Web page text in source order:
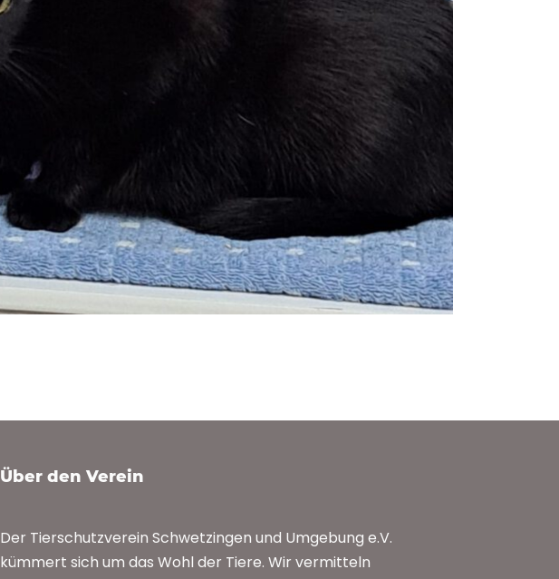
Über den Verein
Der Tierschutzverein Schwetzingen und Umgebung e.V.
kümmert sich um das Wohl der Tiere. Wir vermitteln